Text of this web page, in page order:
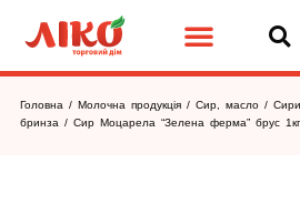
Головна / Молочна продукція / Сир, масло /
бринза / Сир Моцарела “Зелена ферма” брус 1кг